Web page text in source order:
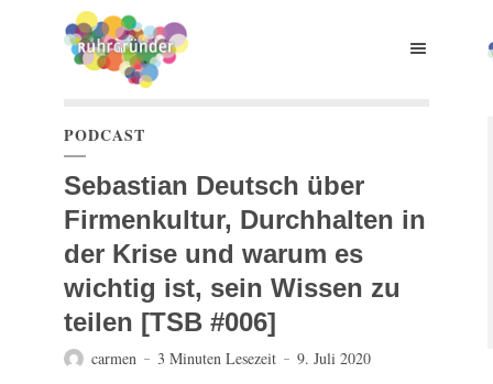
PODCAST
Sebastian Deutsch über
Firmenkultur, Durchhalten in
der Krise und warum es
wichtig ist, sein Wissen zu
teilen [TSB #006]
carmen 3 Minuten Lesezeit 9. Juli 2020